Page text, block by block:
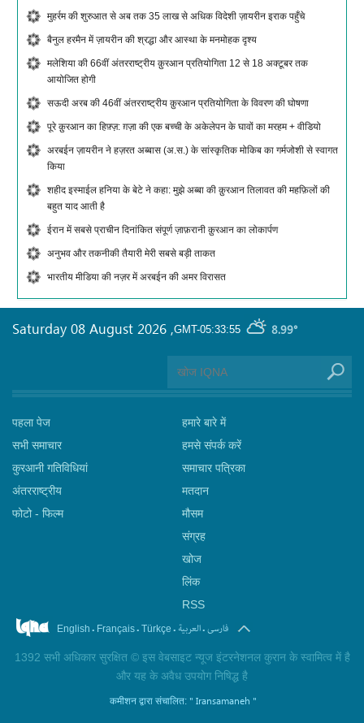
मुहर्रम की शुरुआत से अब तक 35 लाख से अधिक विदेशी ज़ायरीन इराक पहुँचे
बैनुल हरमैन में ज़ायरीन की श्रद्धा और आस्था के मनमोहक दृश्य
मलेशिया की 66वीं अंतरराष्ट्रीय क़ुरआन प्रतियोगिता 12 से 18 अक्टूबर तक
आयोजित होगी
सऊदी अरब की 46वीं अंतरराष्ट्रीय क़ुरआन प्रतियोगिता के विवरण की घोषणा
पूरे क़ुरआन का हिफ़्ज़: ग़ज़ा की एक बच्ची के अकेलेपन के घावों का मरहम + वीडियो
अरबईन ज़ायरीन ने हज़रत अब्बास (अ.स.) के सांस्कृतिक मोकिब का गर्मजोशी से स्वागत
किया
शहीद इस्माईल हनिया के बेटे ने कहा: मुझे अब्बा की क़ुरआन तिलावत की महफ़िलों की
बहुत याद आती है
ईरान में सबसे प्राचीन दिनांकित संपूर्ण ज़ाफ़रानी क़ुरआन का लोकार्पण
अनुभव और तकनीकी तैयारी मेरी सबसे बड़ी ताकत
भारतीय मीडिया की नज़र में अरबईन की अमर विरासत
GMT-05:33:55 8.99°
Saturday 08 August 2026 ,
पहला पेज
सभी समाचार
कुरआनी गतिविधियां
अंतरराष्ट्रीय
फोटो - फिल्म
हमारे बारे में
हमसे संपर्क करें
समाचार पत्रिका
मतदान
मौसम
संग्रह
खोज
लिंक
RSS
English . Français. Türkçe . العربیة.فارسی
1392 सभी अधिकार सुरक्षित © इस वेबसाइट न्यूज इंटरनेशनल कुरान के स्वामित्व में है
और यह के अवैध उपयोग निषिद्ध है
कमीशन द्वारा संचालित: " Iransamaneh "